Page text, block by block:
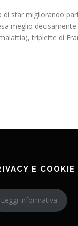
di star migliorando
meglio decisamente
triplette di
E COOKIE
Leggi informativa